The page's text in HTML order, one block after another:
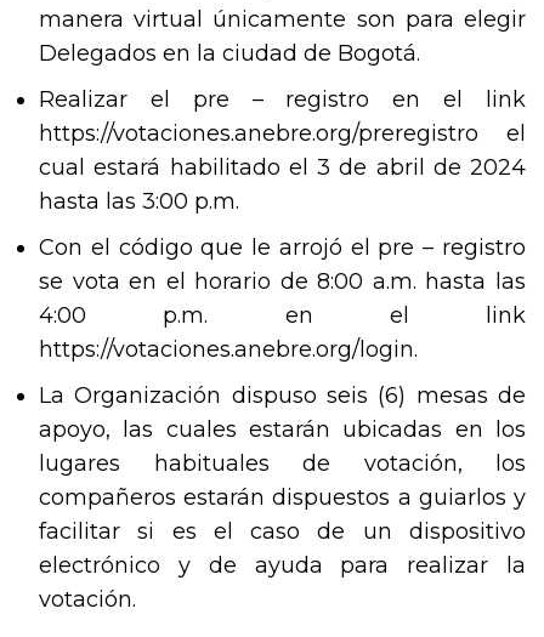
manera virtual únicamente son para elegir
Delegados en la ciudad de Bogotá.
Realizar el pre – registro en el link
https://votaciones.anebre.org/preregistro el
cual estará habilitado el 3 de abril de 2024
hasta las 3:00 p.m.
Con el código que le arrojó el pre – registro
se vota en el horario de 8:00 a.m. hasta las
4:00 p.m. en el link
https://votaciones.anebre.org/login.
La Organización dispuso seis (6) mesas de
apoyo, las cuales estarán ubicadas en los
lugares habituales de votación, los
compañeros estarán dispuestos a guiarlos y
facilitar si es el caso de un dispositivo
electrónico y de ayuda para realizar la
votación.